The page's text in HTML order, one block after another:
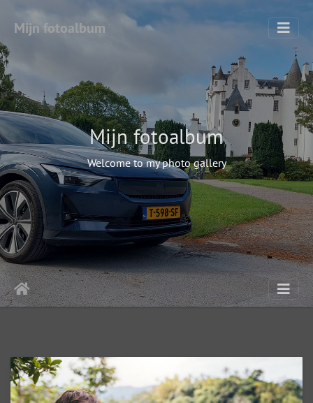
Mijn fotoalbum
Mijn fotoalbum
Welcome to my photo gallery